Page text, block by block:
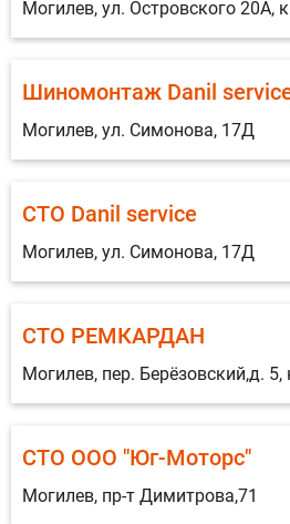
Могилев, ул. Островского 20А,
Шиномонтаж Danil
Могилев, ул. Симонова, 17Д
СТО Danil service
Могилев, ул. Симонова, 17Д
СТО РЕМКАРДАН
Могилев, пер. Берёзовский,д. 5,
СТО ООО "Юг-Моторс"
Могилев, пр-т Димитрова,71